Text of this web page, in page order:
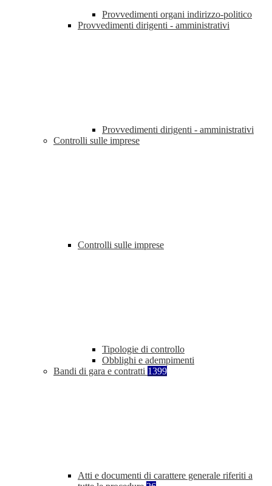
Provvedimenti organi indirizzo-politico
Provvedimenti dirigenti - amministrativi
Provvedimenti dirigenti - amministrativi
Controlli sulle imprese
Controlli sulle imprese
Tipologie di controllo
Obblighi e adempimenti
Bandi di gara e contratti 1399
Atti e documenti di carattere generale riferiti a